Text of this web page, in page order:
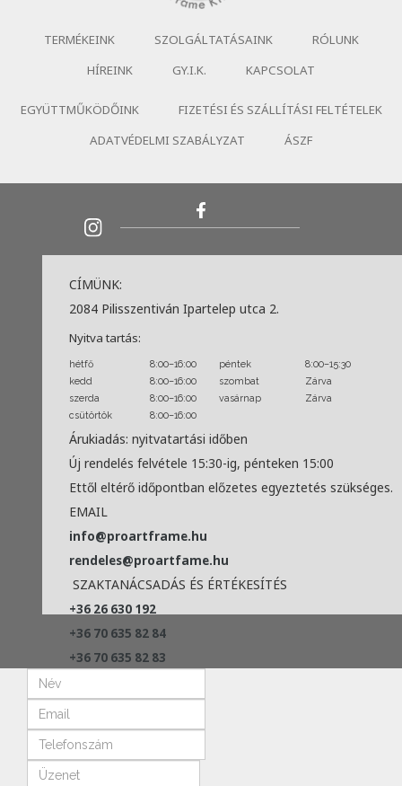
TERMÉKEINK SZOLGÁLTATÁSAINK
RÓLUNK
HÍREINK
GY.I.K. KAPCSOLAT
EGYÜTTMŰKÖDŐINK
FIZETÉSI ÉS SZÁLLÍTÁSI FELTÉTELEK
ADATVÉDELMI SZABÁLYZAT
ÁSZF
CÍMÜNK:
2084 Pilisszentiván Ipartelep utca 2.
Nyitva tartás:
hétfő 8:00–16:00 péntek
8:00–15:30
kedd
8:00–16:00 szombat
Zárva
szerda
8:00–16:00 vasárnap
Zárva
csütörtök
8:00–16:00
Árukiadás: nyitvatartási időben
Új rendelés felvétele 15:30-ig, pénteken 15:00
Ettől eltérő időpontban előzetes egyeztetés szükséges.
EMAIL
info@proartframe.hu
rendeles@proartfame.hu
SZAKTANÁCSADÁS ÉS ÉRTÉKESÍTÉS
+36 26 630 192
+36 70 635 82 84
+36 70 635 82 83